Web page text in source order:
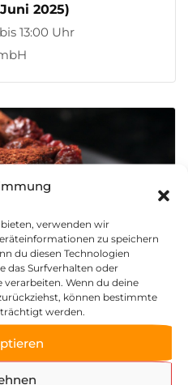
verwenden wir
zu speichern
du diesen Technologien
das Surfverhalten oder
verarbeiten. Wenn du deine
können bestimmte
werden.
2025)
13:00 Uhr
20:00 Uhr